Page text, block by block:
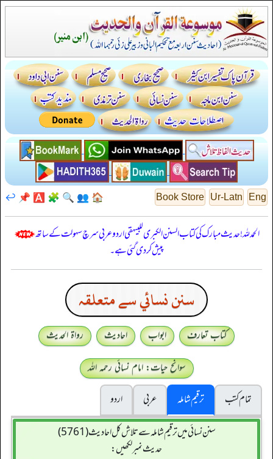
Eng
Ur-Latn
Book Store
🏠
👥
🔍
🧩
🅰️
📌
↩️
الحمدللہ! حدیث مبارک کی کتاب السنن الكبرى للبيهقي اردو عربی سرچ سہولت کے ساتھ
پیش کر دی گئی ہے۔
سنن نسائي سے متعلقہ
کتاب تعارف ابواب احادیث
رواۃ الحدیث
سوانح حیات: امام نسائی رحمہ اللہ
تمام کتب
ترقیم شاملہ عربی
اردو
سنن نسائی میں ترقیم شاملہ سے تلاش کل احادیث (5761)
حدیث نمبر لکھیں: